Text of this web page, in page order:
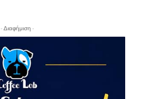
- Διαφήμιση -